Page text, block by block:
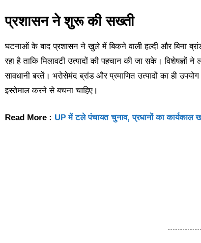
प्रशासन ने शुरू की सख्ती
घटनाओं के बाद प्रशासन ने खुले में बिकने वाली हल्दी और बिना
रहा है ताकि मिलावटी उत्पादों की पहचान की जा सके। विशेषज्ञों
सावधानी बरतें। भरोसेमंद ब्रांड और प्रमाणित उत्पादों का ही
इस्तेमाल करने से बचना चाहिए।
Read More : UP में टले पंचायत चुनाव, प्रधानों का कार्यकाल